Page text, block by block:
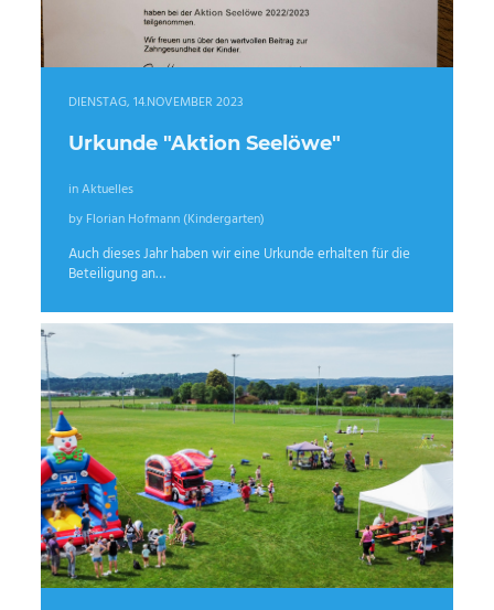
DIENSTAG, 14.NOVEMBER 2023
Urkunde "Aktion Seelöwe"
in Aktuelles
by Florian Hofmann (Kindergarten)
Auch dieses Jahr haben wir eine Urkunde erhalten für die
Beteiligung an…